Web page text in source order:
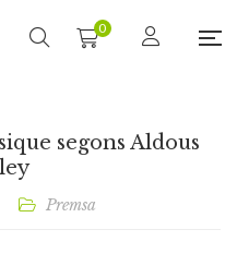
0
segons Aldous
Premsa